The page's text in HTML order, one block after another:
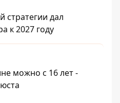
стратегии дал
к 2027 году
можно с 16 лет -